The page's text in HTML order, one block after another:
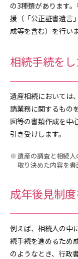
の3種類があります
援（「公正証書遺言
成等を含む）を行いま
相続手続を
遺産相続においては
請業務に関するもの
図等の書類作成を中
引き受けします。
遺産の調査と相続
取り決めた内容を書
成年後見制
例えば、相続人の中
続手続を進めるため
のようなとき、行政